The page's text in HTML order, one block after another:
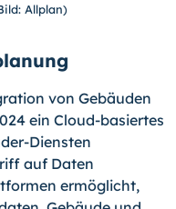
Allplan)
von Gebäuden
ein Cloud-basiertes
Diensten
auf Daten
ermöglicht,